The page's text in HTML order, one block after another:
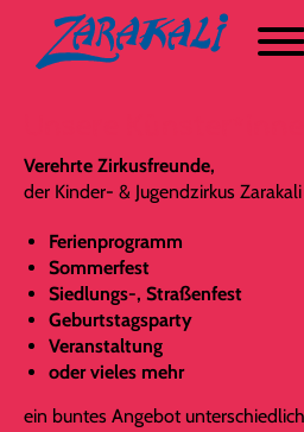
Zelt-Vermietungen
Zelt-Verleih
Kalender
WS 02: Zarakali Osterworkshop
WS 03: Inszenierungsworkshop
WS 04: Zarakali
WS 05: inklusiver
Ffm
Verehrte Zirkusfreunde,
der Kinder- & Jugendzirkus
Ferienprogramm
Sommerfest
Siedlungs-, Straßenfest
Geburtstagsparty
Veranstaltung
oder vieles mehr
ein buntes Angebot